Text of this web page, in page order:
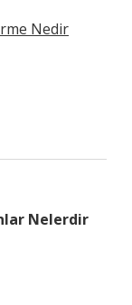
Nedir
Nelerdir